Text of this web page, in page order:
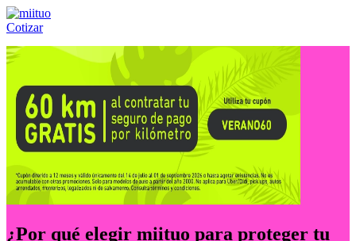
Cotizar
Llámanos al:(55) 84-21-05-00 ó
¿Por qué elegir miituo para proteger tu